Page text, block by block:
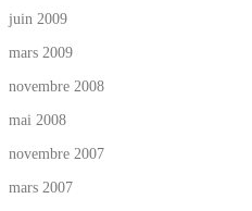
juin 2009
mars 2009
novembre 2008
mai 2008
novembre 2007
mars 2007